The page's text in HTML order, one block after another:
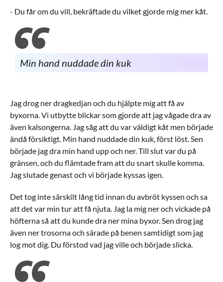
- Du får om du vill, bekräftade du vilket gjorde mig mer kåt.
Min hand nuddade din kuk
Jag drog ner dragkedjan och du hjälpte mig att få av
byxorna. Vi utbytte blickar som gjorde att jag vågade dra av
även kalsongerna. Jag såg att du var väldigt kåt men började
ändå försiktigt. Min hand nuddade din kuk, först löst. Sen
började jag dra min hand upp och ner. Till slut var du på
gränsen, och du flämtade fram att du snart skulle komma.
Jag slutade genast och vi började kyssas igen.
Det tog inte särskilt lång tid innan du avbröt kyssen och sa
att det var min tur att få njuta. Jag la mig ner och vickade på
höfterna så att du kunde dra ner mina byxor. Sen drog jag
även ner trosorna och särade på benen samtidigt som jag
log mot dig. Du förstod vad jag ville och började slicka.